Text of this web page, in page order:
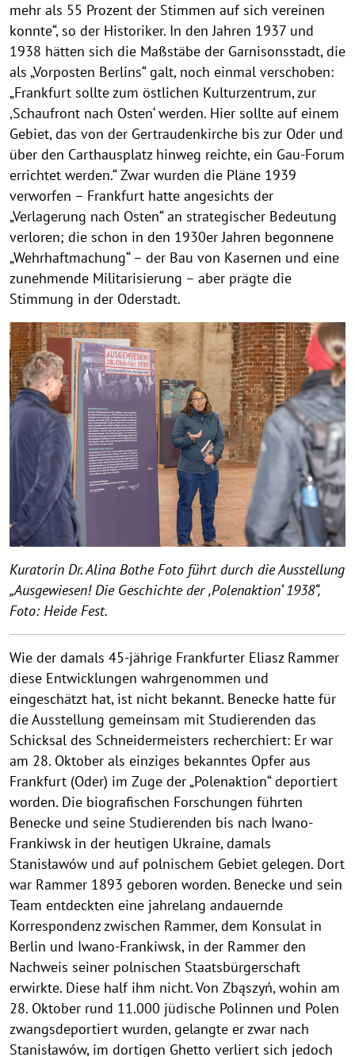
mehr als 55 Prozent der Stimmen auf sich vereinen
konnte“, so der Historiker. In den Jahren 1937 und
1938 hätten sich die Maßstäbe der Garnisonsstadt, die
als „Vorposten Berlins“ galt, noch einmal verschoben:
„Frankfurt sollte zum östlichen Kulturzentrum, zur
,Schaufront nach Osten‘ werden. Hier sollte auf einem
Gebiet, das von der Gertraudenkirche bis zur Oder und
über den Carthausplatz hinweg reichte, ein Gau-Forum
errichtet werden.“ Zwar wurden die Pläne 1939
verworfen – Frankfurt hatte angesichts der
„Verlagerung nach Osten“ an strategischer Bedeutung
verloren; die schon in den 1930er Jahren begonnene
„Wehrhaftmachung“ – der Bau von Kasernen und eine
zunehmende Militarisierung – aber prägte die
Stimmung in der Oderstadt.
Kuratorin Dr. Alina Bothe Foto führt durch die Ausstellung
„Ausgewiesen! Die Geschichte der ,Polenaktion‘ 1938“,
Foto: Heide Fest.
Wie der damals 45-jährige Frankfurter Eliasz Rammer
diese Entwicklungen wahrgenommen und
eingeschätzt hat, ist nicht bekannt. Benecke hatte für
die Ausstellung gemeinsam mit Studierenden das
Schicksal des Schneidermeisters recherchiert: Er war
am 28. Oktober als einziges bekanntes Opfer aus
Frankfurt (Oder) im Zuge der „Polenaktion“ deportiert
worden. Die biografischen Forschungen führten
Benecke und seine Studierenden bis nach Iwano-
Frankiwsk in der heutigen Ukraine, damals
Stanisławów und auf polnischem Gebiet gelegen. Dort
war Rammer 1893 geboren worden. Benecke und sein
Team entdeckten eine jahrelang andauernde
Korrespondenz zwischen Rammer, dem Konsulat in
Berlin und Iwano-Frankiwsk, in der Rammer den
Nachweis seiner polnischen Staatsbürgerschaft
erwirkte. Diese half ihm nicht. Von Zbąszyń, wohin am
28. Oktober rund 11.000 jüdische Polinnen und Polen
zwangsdeportiert wurden, gelangte er zwar nach
Stanisławów, im dortigen Ghetto verliert sich jedoch